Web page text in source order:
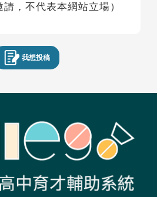
請，不代表本網站立場）
我想投稿